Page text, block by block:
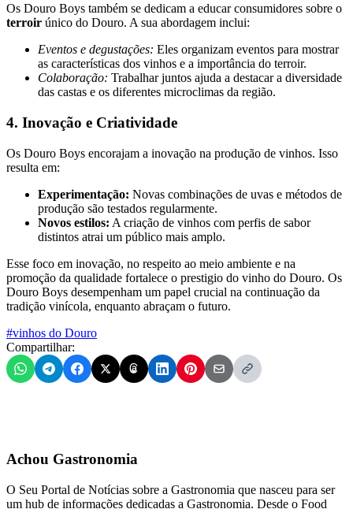
Os Douro Boys também se dedicam a educar consumidores sobre o
terroir único do Douro. A sua abordagem inclui:
Eventos e degustações: Eles organizam eventos para mostrar
as características dos vinhos e a importância do terroir.
Colaboração: Trabalhar juntos ajuda a destacar a diversidade
das castas e os diferentes microclimas da região.
4. Inovação e Criatividade
Os Douro Boys encorajam a inovação na produção de vinhos. Isso
resulta em:
Experimentação: Novas combinações de uvas e métodos de
produção são testados regularmente.
Novos estilos: A criação de vinhos com perfis de sabor
distintos atrai um público mais amplo.
Esse foco em inovação, no respeito ao meio ambiente e na
promoção da qualidade fortalece o prestigio do vinho do Douro. Os
Douro Boys desempenham um papel crucial na continuação da
tradição vinícola, enquanto abraçam o futuro.
#vinhos do Douro
Compartilhar:
Achou Gastronomia
O Seu Portal de Notícias sobre a Gastronomia que nasceu para ser
um hub de informações dedicadas a Gastronomia. Desde o Food